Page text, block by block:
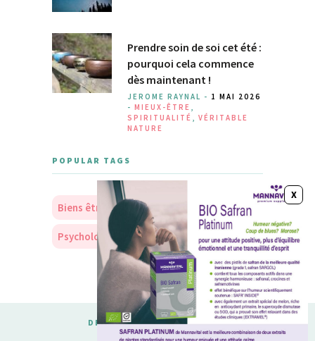
Prendre soin de soi cet été :
pourquoi cela commence
dès maintenant !
JEROME RAYNAL - 1 MAI 2026
- MIEUX-ÊTRE ,
SPIRITUALITÉ , VÉRITABLE
NATURE
POPULAR TAGS
Biens être Soins Nourriture
Psychologie Personnalité
DESIGNED & DEVELOPED BY
MERIDIANTHEMES